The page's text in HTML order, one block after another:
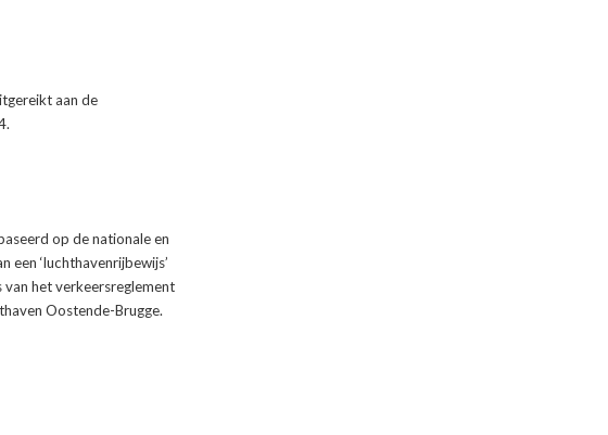
aan de
op de nationale en
een ‘luchthavenrijbewijs’
het verkeersreglement
Oostende-Brugge.